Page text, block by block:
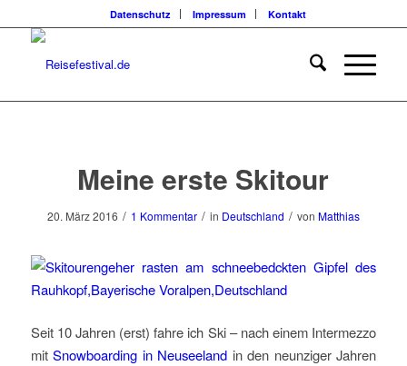
Datenschutz Impressum Kontakt
Meine erste Skitour
20. März 2016 / 1 Kommentar / in Deutschland / von Matthias
Seit 10 Jahren (erst) fahre ich Ski – nach einem Intermezzo
mitSnowboarding in Neuseeland in den neunziger Jahren